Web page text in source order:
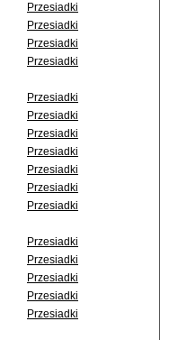
Przesiadki
Przesiadki
Przesiadki
Przesiadki
Przesiadki
Przesiadki
Przesiadki
Przesiadki
Przesiadki
Przesiadki
Przesiadki
Przesiadki
Przesiadki
Przesiadki
Przesiadki
Przesiadki